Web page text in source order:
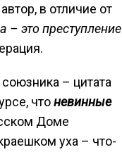
в отличие от
– это преступление
– цитата
чтоневинные
Доме
уха – что-